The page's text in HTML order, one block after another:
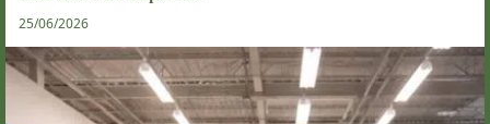
25/06/2026